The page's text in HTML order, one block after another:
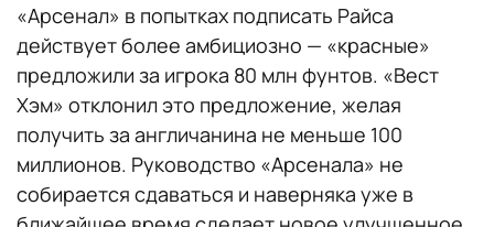
«Арсенал» в попытках подписать Райса
действует более амбициозно — «красные»
предложили за игрока 80 млн фунтов. «Вест
Хэм» отклонил это предложение, желая
получить за англичанина не меньше 100
миллионов. Руководство «Арсенала» не
собирается сдаваться и наверняка уже в